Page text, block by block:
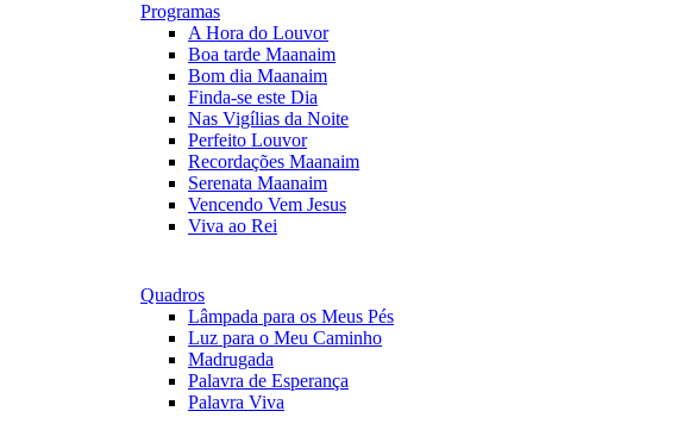
Programas
A Hora do Louvor
Boa tarde Maanaim
Bom dia Maanaim
Finda-se este Dia
Nas Vigílias da Noite
Perfeito Louvor
Recordações Maanaim
Serenata Maanaim
Vencendo Vem Jesus
Viva ao Rei
Quadros
Lâmpada para os Meus Pés
Luz para o Meu Caminho
Madrugada
Palavra de Esperança
Palavra Viva